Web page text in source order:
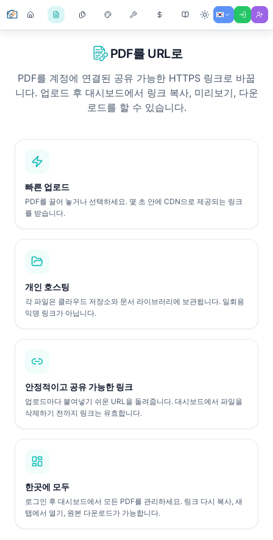
PDF를 URL로
PDF를 계정에 연결된 공유 가능한 HTTPS 링크로 바꿉
니다. 업로드 후 대시보드에서 링크 복사, 미리보기, 다운
로드를 할 수 있습니다.
빠른 업로드
PDF를 끌어 놓거나 선택하세요. 몇 초 안에 CDN으로 제공되는 링크
를 받습니다.
개인 호스팅
각 파일은 클라우드 저장소와 문서 라이브러리에 보관됩니다. 일회용
익명 링크가 아닙니다.
안정적이고 공유 가능한 링크
업로드마다 붙여넣기 쉬운 URL을 돌려줍니다. 대시보드에서 파일을
삭제하기 전까지 링크는 유효합니다.
한곳에 모두
로그인 후 대시보드에서 모든 PDF를 관리하세요. 링크 다시 복사, 새
탭에서 열기, 원본 다운로드가 가능합니다.